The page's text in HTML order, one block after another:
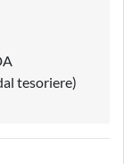
tesoriere)